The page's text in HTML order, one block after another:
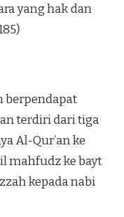
yang hak dan
berpendapat
terdiri dari tiga
Al-Qur’an ke
mahfudz ke bayt
kepada nabi